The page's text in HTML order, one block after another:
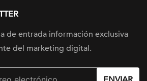
de entrada información exclusiva
del marketing digital.